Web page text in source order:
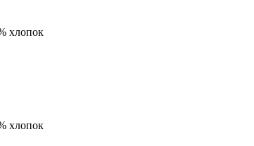
хлопок
хлопок